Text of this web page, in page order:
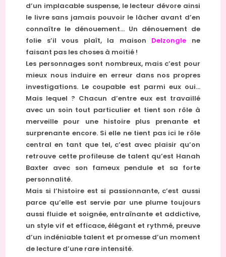
d’un implacable suspense, le lecteur dévore ainsi
le livre sans jamais pouvoir le lâcher avant d’en
connaître le dénouement… Un dénouement de
folie s’il vous plaît, la maison Delzongle ne
faisant pas les choses à moitié !
Les personnages sont nombreux, mais c’est pour
mieux nous induire en erreur dans nos propres
investigations. Le coupable est parmi eux oui…
Mais lequel ? Chacun d’entre eux est travaillé
avec un soin tout particulier et tient son rôle à
merveille pour une histoire plus prenante et
surprenante encore. Si elle ne tient pas ici le rôle
central en tant que tel, c’est avec plaisir qu’on
retrouve cette profileuse de talent qu’est Hanah
Baxter avec son fameux pendule et sa forte
personnalité.
Mais si l’histoire est si passionnante, c’est aussi
parce qu’elle est servie par une plume toujours
aussi fluide et soignée, entraînante et addictive,
un style vif et efficace, élégant et rythmé, preuve
d’un indéniable talent et promesse d’un moment
de lecture d’une rare intensité.